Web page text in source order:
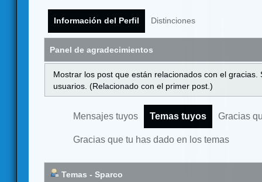
Información del Perfil Distinciones
Panel de agradecimientos
Mostrar los post que están relacionados con el
usuarios. (Relacionado con el primer post.)
Mensajes tuyos Temas tuyos Gracias
Gracias que tu has dado en los temas
Temas - Sparco